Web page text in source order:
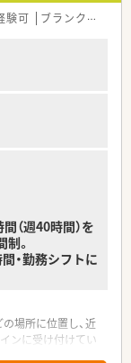
験可 ブランク可
（週40時間）を
。
・勤務シフトに
場所に位置し、近
ンに受け付けてい